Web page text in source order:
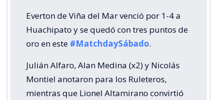
Everton de Viña del Mar venció por 1-4 a
Huachipato y se quedó con tres puntos de
oro en este #MatchdaySábado.
Julián Alfaro, Alan Medina (x2) y Nicolás
Montiel anotaron para los Ruleteros,
mientras que Lionel Altamirano convirtió